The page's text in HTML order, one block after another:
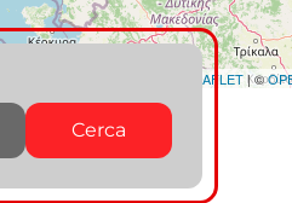
LEAFLET|©
Cerca